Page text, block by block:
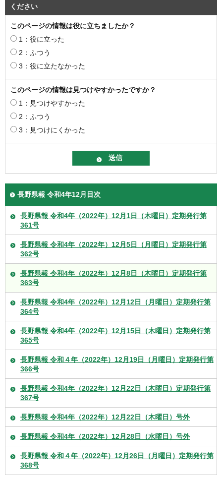
ください
このページの情報は役に立ちましたか？
1：役に立った
2：ふつう
3：役に立たなかった
このページの情報は見つけやすかったですか？
1：見つけやすかった
2：ふつう
3：見つけにくかった
長野県報 令和4年12月目次
長野県報 令和4年（2022年）12月1日（木曜日）定期発行第
361号
長野県報 令和4年（2022年）12月5日（月曜日）定期発行第
362号
長野県報 令和4年（2022年）12月8日（木曜日）定期発行第
363号
長野県報 令和4年（2022年）12月12日（月曜日）定期発行第
364号
長野県報 令和4年（2022年）12月15日（木曜日）定期発行第
365号
長野県報 令和４年（2022年）12月19日（月曜日）定期発行第
366号
長野県報 令和4年（2022年）12月22日（木曜日）定期発行第
367号
長野県報 令和4年（2022年）12月22日（木曜日）号外
長野県報 令和4年（2022年）12月28日（水曜日）号外
長野県報 令和４年（2022年）12月26日（月曜日）定期発行第
368号